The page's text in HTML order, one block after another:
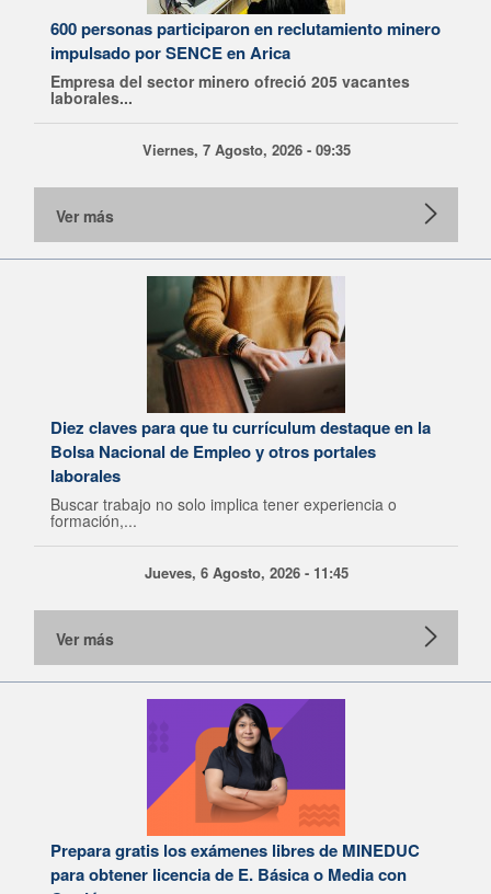
600 personas participaron en reclutamiento minero
impulsado por SENCE en Arica
Empresa del sector minero ofreció 205 vacantes
laborales...
Viernes, 7 Agosto, 2026 - 09:35
Ver más
Diez claves para que tu currículum destaque en la
Bolsa Nacional de Empleo y otros portales
laborales
Buscar trabajo no solo implica tener experiencia o
formación,...
Jueves, 6 Agosto, 2026 - 11:45
Ver más
Prepara gratis los exámenes libres de MINEDUC
para obtener licencia de E. Básica o Media con